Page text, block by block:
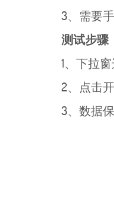
3、需要手
测试步骤
1、下拉窗
2、点击开
3、数据保